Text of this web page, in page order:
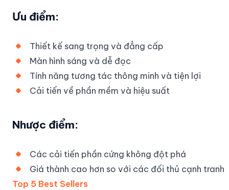
Ưu điểm:
Thiết kế sang trọng và đẳng cấp
Màn hình sáng và dễ đọc
Tính năng tương tác thông minh và tiện lợi
Cải tiến về phần mềm và hiệu suất
Nhược điểm:
Các cải tiến phần cứng không đột phá
Giá thành cao hơn so với các đối thủ cạnh tranh
Top 5 Best Sellers